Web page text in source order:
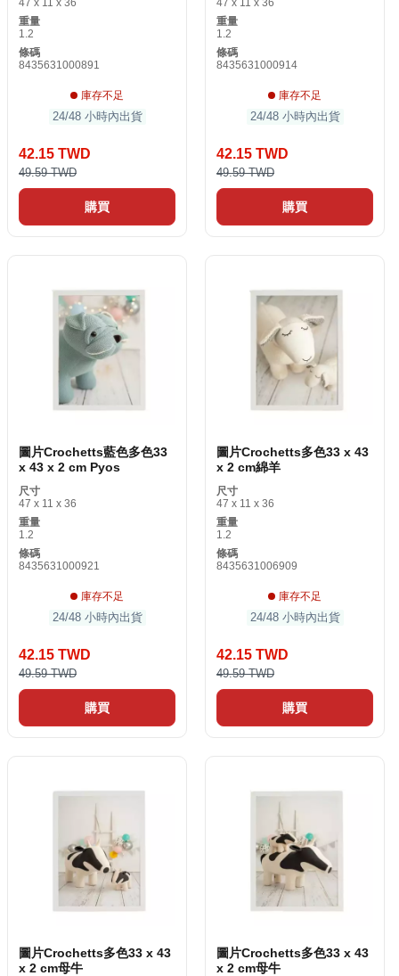
47 x 11 x 36
重量
1.2
條碼
8435631000891
庫存不足
24/48 小時內出貨
42.15 TWD
49.59 TWD
購買
47 x 11 x 36
重量
1.2
條碼
8435631000914
庫存不足
24/48 小時內出貨
42.15 TWD
49.59 TWD
購買
圖片Crochetts藍色多色33
x 43 x 2 cm Pyos
尺寸
47 x 11 x 36
重量
1.2
條碼
8435631000921
庫存不足
24/48 小時內出貨
42.15 TWD
49.59 TWD
購買
圖片Crochetts多色33 x 43
x 2 cm綿羊
尺寸
47 x 11 x 36
重量
1.2
條碼
8435631006909
庫存不足
24/48 小時內出貨
42.15 TWD
49.59 TWD
購買
圖片Crochetts多色33 x 43
x 2 cm母牛
圖片Crochetts多色33 x 43
x 2 cm母牛